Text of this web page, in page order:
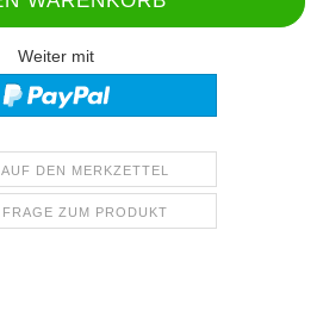
Weiter mit
AUF DEN MERKZETTEL
FRAGE ZUM PRODUKT